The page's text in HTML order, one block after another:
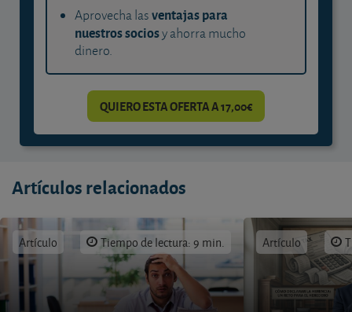
Aprovecha lasventajas para
nuestros sociosy ahorra mucho
dinero.
QUIERO ESTA OFERTA A 17,00€
Artículos relacionados
Artículo Tiempo de lectura: 9 min. Artículo